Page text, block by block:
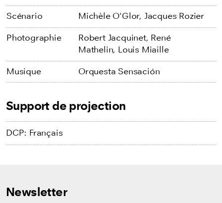
Scénario Michèle O'Glor, Jacques Rozier
Photographie Robert Jacquinet, René
Mathelin, Louis Miaille
Musique Orquesta Sensación
Support de projection
DCP: Français
Newsletter